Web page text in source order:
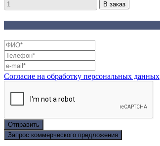
Согласие на обработку персональных данных
Отправить
Запрос коммерческого предложения